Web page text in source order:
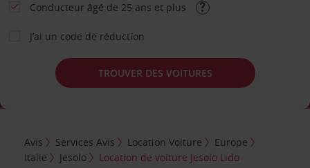
Conducteur âgé de 25 ans et plus
J’ai un code de réduction
TROUVER DES VOITURES
Avis Services Avis Location Voiture
Europe
Italie
Jesolo Location de voiture Jesolo Lido